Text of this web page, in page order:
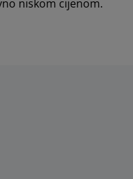
niskom cijenom.